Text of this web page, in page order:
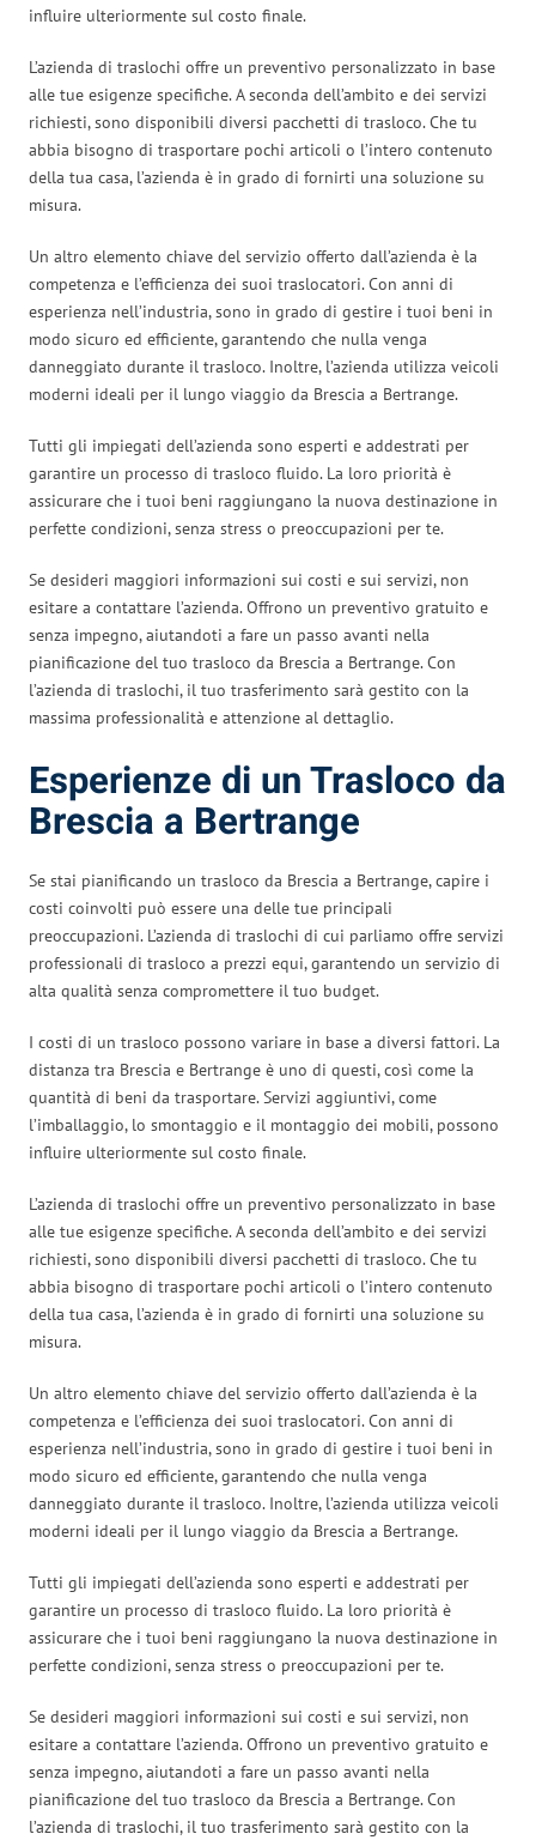
influire ulteriormente sul costo finale.
L’azienda di traslochi offre un preventivo personalizzato in base
alle tue esigenze specifiche. A seconda dell’ambito e dei servizi
richiesti, sono disponibili diversi pacchetti di trasloco. Che tu
abbia bisogno di trasportare pochi articoli o l’intero contenuto
della tua casa, l’azienda è in grado di fornirti una soluzione su
misura.
Un altro elemento chiave del servizio offerto dall’azienda è la
competenza e l’efficienza dei suoi traslocatori. Con anni di
esperienza nell’industria, sono in grado di gestire i tuoi beni in
modo sicuro ed efficiente, garantendo che nulla venga
danneggiato durante il trasloco. Inoltre, l’azienda utilizza veicoli
moderni ideali per il lungo viaggio da Brescia a Bertrange.
Tutti gli impiegati dell’azienda sono esperti e addestrati per
garantire un processo di trasloco fluido. La loro priorità è
assicurare che i tuoi beni raggiungano la nuova destinazione in
perfette condizioni, senza stress o preoccupazioni per te.
Se desideri maggiori informazioni sui costi e sui servizi, non
esitare a contattare l’azienda. Offrono un preventivo gratuito e
senza impegno, aiutandoti a fare un passo avanti nella
pianificazione del tuo trasloco da Brescia a Bertrange. Con
l’azienda di traslochi, il tuo trasferimento sarà gestito con la
massima professionalità e attenzione al dettaglio.
Esperienze di un Trasloco da
Brescia a Bertrange
Se stai pianificando un trasloco da Brescia a Bertrange, capire i
costi coinvolti può essere una delle tue principali
preoccupazioni. L’azienda di traslochi di cui parliamo offre servizi
professionali di trasloco a prezzi equi, garantendo un servizio di
alta qualità senza compromettere il tuo budget.
I costi di un trasloco possono variare in base a diversi fattori. La
distanza tra Brescia e Bertrange è uno di questi, così come la
quantità di beni da trasportare. Servizi aggiuntivi, come
l’imballaggio, lo smontaggio e il montaggio dei mobili, possono
influire ulteriormente sul costo finale.
L’azienda di traslochi offre un preventivo personalizzato in base
alle tue esigenze specifiche. A seconda dell’ambito e dei servizi
richiesti, sono disponibili diversi pacchetti di trasloco. Che tu
abbia bisogno di trasportare pochi articoli o l’intero contenuto
della tua casa, l’azienda è in grado di fornirti una soluzione su
misura.
Un altro elemento chiave del servizio offerto dall’azienda è la
competenza e l’efficienza dei suoi traslocatori. Con anni di
esperienza nell’industria, sono in grado di gestire i tuoi beni in
modo sicuro ed efficiente, garantendo che nulla venga
danneggiato durante il trasloco. Inoltre, l’azienda utilizza veicoli
moderni ideali per il lungo viaggio da Brescia a Bertrange.
Tutti gli impiegati dell’azienda sono esperti e addestrati per
garantire un processo di trasloco fluido. La loro priorità è
assicurare che i tuoi beni raggiungano la nuova destinazione in
perfette condizioni, senza stress o preoccupazioni per te.
Se desideri maggiori informazioni sui costi e sui servizi, non
esitare a contattare l’azienda. Offrono un preventivo gratuito e
senza impegno, aiutandoti a fare un passo avanti nella
pianificazione del tuo trasloco da Brescia a Bertrange. Con
l’azienda di traslochi, il tuo trasferimento sarà gestito con la